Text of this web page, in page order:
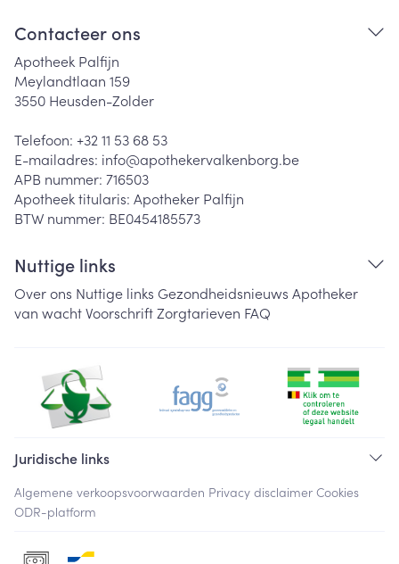
Contacteer ons
Apotheek Palfijn
Meylandtlaan 159
3550 Heusden-Zolder
Telefoon: +32 11 53 68 53
E-mailadres: info@apothekervalkenborg.be
APB nummer: 716503
Apotheek titularis: Apotheker Palfijn
BTW nummer: BE0454185573
Nuttige links
Over ons Nuttige links Gezondheidsnieuws Apotheker
van wachtVoorschriftZorgtarieven FAQ
Juridische links
Algemene verkoopsvoorwaarden Privacy disclaimer Cookies
ODR-platform